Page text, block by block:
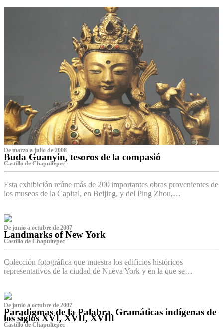
De marzo a julio de 2008
Buda Guanyin, tesoros de la compasió
Castillo de Chapultepec
Esta exhibición reúne más de 200 importantes obras provenientes de
los museos de la Capital, en Beijing, y del Ping Zhou,…
De junio a octubre de 2007
Landmarks of New York
Castillo de Chapultepec
Colección fotográfica que muestra los edificios históricos
representativos de la ciudad de Nueva York y en la que se…
De junio a octubre de 2007
Paradigmas de la Palabra. Gramáticas indígenas de
los siglos XVI, XVII, XVIII
Castillo de Chapultepec